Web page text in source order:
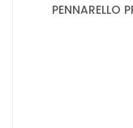
PENNARELLO